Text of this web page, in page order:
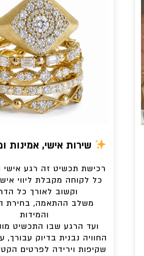
שירות אישי, אמינות
רכישת תכשיט זה רגע אישי
כל לקוחה מקבלת ליווי
וקשוב לאורך כל
משלב ההתאמה, בחירת
והמידות
ועד הרגע שבו התכשיט
החוויה נבנית בדיוק
שקיפות וירידה לפרטים